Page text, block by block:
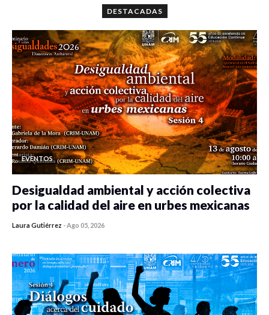
DESTACADAS
EVENTOS
Desigualdad ambiental y acción colectiva
por la calidad del aire en urbes mexicanas
Laura Gutiérrez -Ago 05, 2026